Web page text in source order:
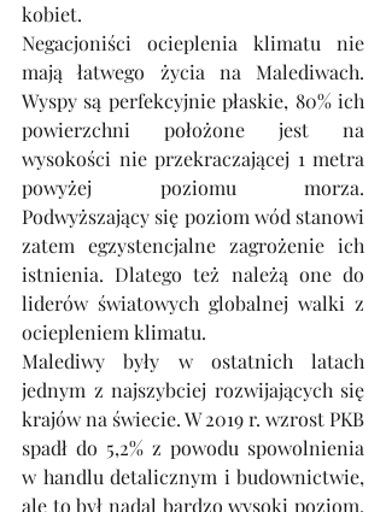
kobiet.
Negacjoniści ocieplenia klimatu nie
mają łatwego życia na Malediwach.
Wyspy są perfekcyjnie płaskie, 80% ich
powierzchni położone jest na
wysokości nie przekraczającej 1 metra
powyżej poziomu morza.
Podwyższający się poziom wód stanowi
zatem egzystencjalne zagrożenie ich
istnienia. Dlatego też należą one do
liderów światowych globalnej walki z
ociepleniem klimatu.
Malediwy były w ostatnich latach
jednym z najszybciej rozwijających się
krajów na świecie. W 2019 r. wzrost PKB
spadł do 5,2% z powodu spowolnienia
w handlu detalicznym i budownictwie,
ale to był nadal bardzo wysoki poziom.